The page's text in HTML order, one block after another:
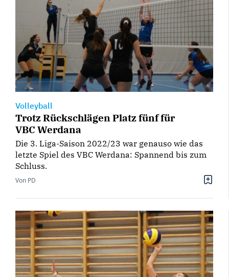
Volleyball
Trotz Rückschlägen Platz fünf für
VBC Werdana
Die 3. Liga-Saison 2022/23 war genauso wie das
letzte Spiel des VBC Werdana: Spannend bis zum
Schluss.
Von PD